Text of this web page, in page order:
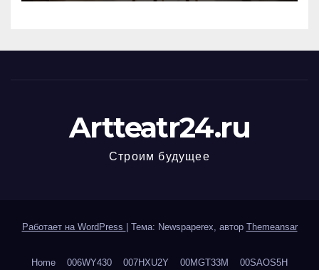
Artteatr24.ru
Строим будущее
Работает на WordPress Тема: Newspaperex, автор Themeansar
Home 006WY430 007HXU2Y 00MGT33M 00SAOS5H